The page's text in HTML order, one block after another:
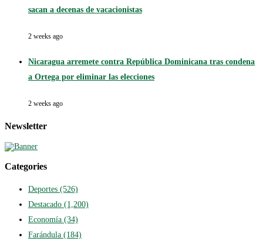
sacan a decenas de vacacionistas
2 weeks ago
Nicaragua arremete contra República Dominicana tras condena
a Ortega por eliminar las elecciones
2 weeks ago
Newsletter
Categories
Deportes (526)
Destacado (1,200)
Economía (34)
Farándula (184)